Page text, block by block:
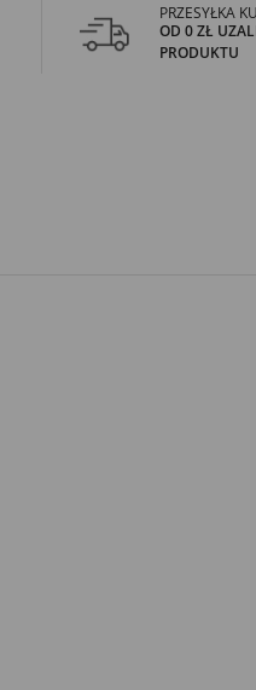
PRZESYŁKA
OD 0 ZŁ
PRODUKTU